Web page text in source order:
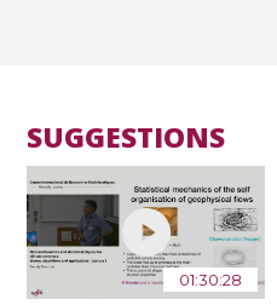
SUGGESTIONS
01:30:28